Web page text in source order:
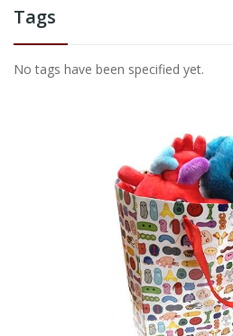
Tags
No tags have been specified yet.